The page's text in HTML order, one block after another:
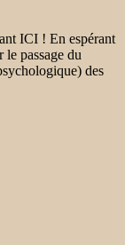
ICI ! En espérant
passage du
des